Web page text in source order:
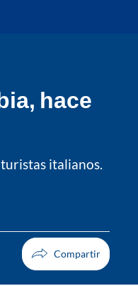
hace
italianos.